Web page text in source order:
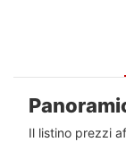
Il listino prezzi